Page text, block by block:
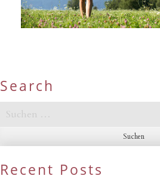
Search
Suchen
nach:
Recent Posts